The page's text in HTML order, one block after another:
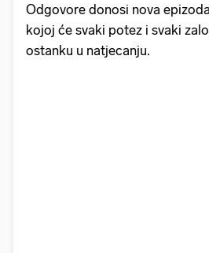
Odgovore donosi nova
kojoj će svaki potez i svaki
ostanku u natjecanju.